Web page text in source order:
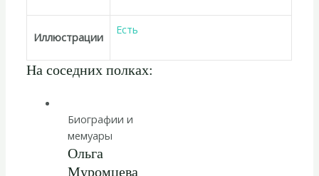
Иллюстрации
Есть
На соседних полках:
Биографии и
мемуары
Ольга
Муромцева